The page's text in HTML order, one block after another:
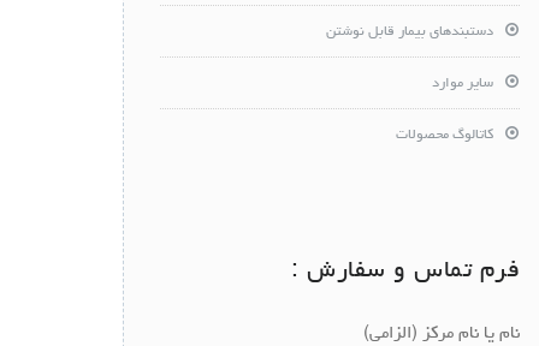
دستبندهای بیمار قابل نوشتن
سایر موارد
کاتالوگ محصولات
فرم تماس و سفارش :
نام یا نام مرکز (الزامی)